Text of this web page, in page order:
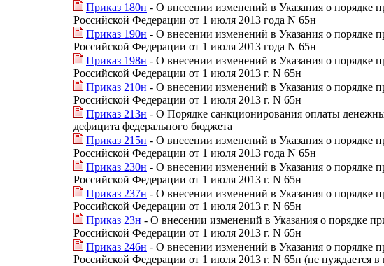
Приказ 180н - О внесении изменений в Указания о порядке
Российской Федерации от 1 июля 2013 года N 65н
Приказ 190н - О внесении изменений в Указания о порядке
Российской Федерации от 1 июля 2013 года N 65н
Приказ 198н - О внесении изменений в Указания о порядке
Российской Федерации от 1 июля 2013 г. N 65н
Приказ 210н - О внесении изменений в Указания о порядке
Российской Федерации от 1 июля 2013 г. N 65н
Приказ 213н - О Порядке санкционирования оплаты
дефицита федерального бюджета
Приказ 215н - О внесении изменений в Указания о порядке
Российской Федерации от 1 июля 2013 года N 65н
Приказ 230н - О внесении изменений в Указания о порядке
Российской Федерации от 1 июля 2013 г. N 65н
Приказ 237н - О внесении изменений в Указания о порядке
Российской Федерации от 1 июля 2013 г. N 65н
Приказ 23н - О внесении изменений в Указания о порядке
Российской Федерации от 1 июля 2013 г. N 65н
Приказ 246н - О внесении изменений в Указания о порядке
Российской Федерации от 1 июля 2013 г. N 65н (не нуждается в